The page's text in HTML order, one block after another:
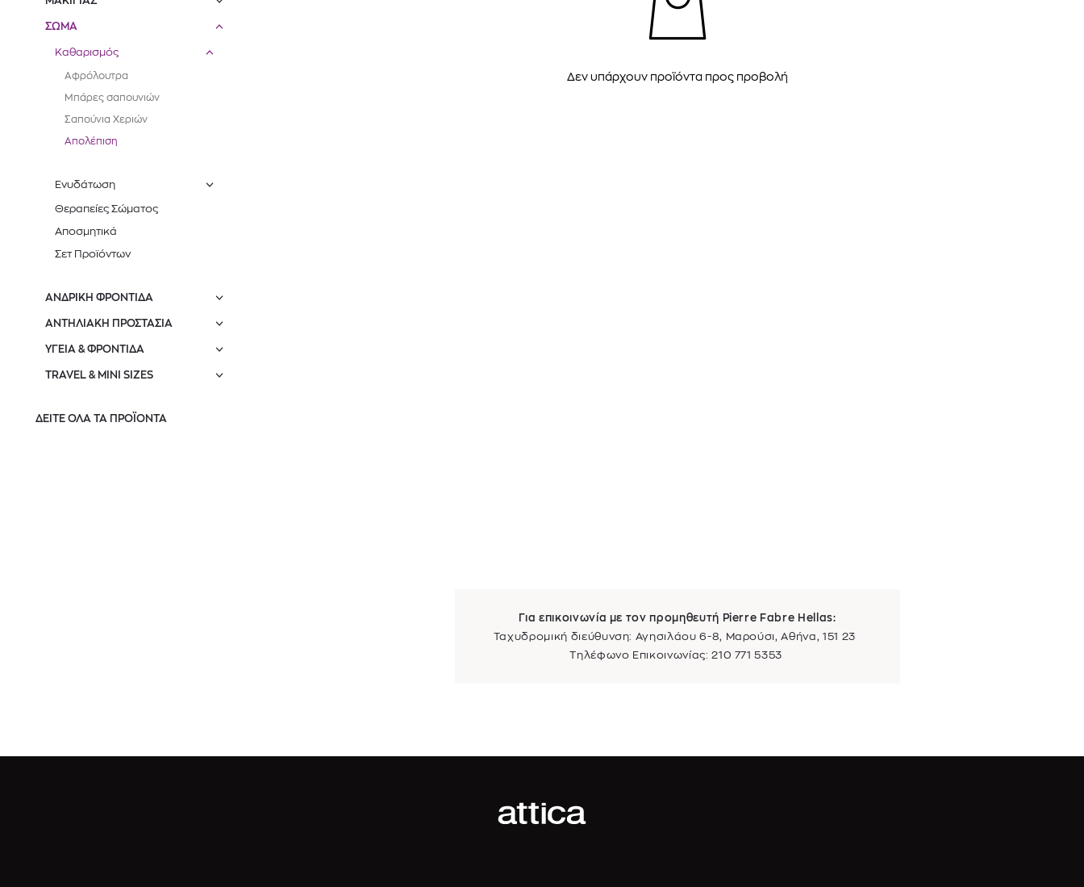
ΣΩΜΑ
Καθαρισμός
Αφρόλουτρα
Μπάρες σαπουνιών
Σαπούνια Χεριών
Απολέπιση
Ενυδάτωση
Θεραπείες Σώματος
Αποσμητικά
Σετ Προϊόντων
ΑΝΔΡΙΚΗ ΦΡΟΝΤΙΔΑ
ΑΝΤΗΛΙΑΚΗ ΠΡΟΣΤΑΣΙΑ
ΥΓΕΙΑ & ΦΡΟΝΤΙΔΑ
TRAVEL & MINI SIZES
ΔΕΙΤΕ ΟΛΑ ΤΑ ΠΡΟΪΟΝΤΑ
Δεν υπάρχουν προϊόντα προς προβολή
Για επικοινωνία με τον προμηθευτή Pierre Fabre Hellas:
Ταχυδρομική διεύθυνση: Αγησιλάου 6-8, Μαρούσι, Αθήνα, 151 23
Τηλέφωνο Επικοινωνίας: 210 771 5353